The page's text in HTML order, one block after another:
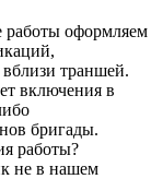
работы оформляем
вблизи траншей.
включения в
бригады.
работы?
не в нашем